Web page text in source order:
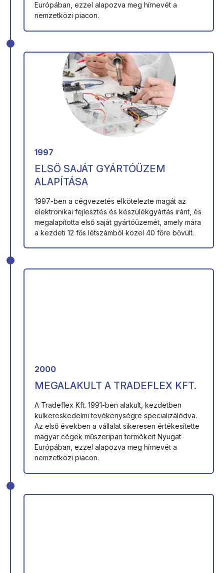
Európában, ezzel alapozva meg hírnevét a
nemzetközi piacon.
1997
ELSŐ SAJÁT GYÁRTÓÜZEM
ALAPÍTÁSA
1997-ben a cégvezetés elkötelezte magát az
elektronikai fejlesztés és készülékgyártás iránt, és
megalapította első saját gyártóüzemét, amely mára
a kezdeti 12 fős létszámból közel 40 főre bővült.
2000
MEGALAKULT A TRADEFLEX KFT.
A Tradeflex Kft. 1991-ben alakult, kezdetben
külkereskedelmi tevékenységre specializálódva.
Az első években a vállalat sikeresen értékesítette
magyar cégek műszeripari termékeit Nyugat-
Európában, ezzel alapozva meg hírnevét a
nemzetközi piacon.